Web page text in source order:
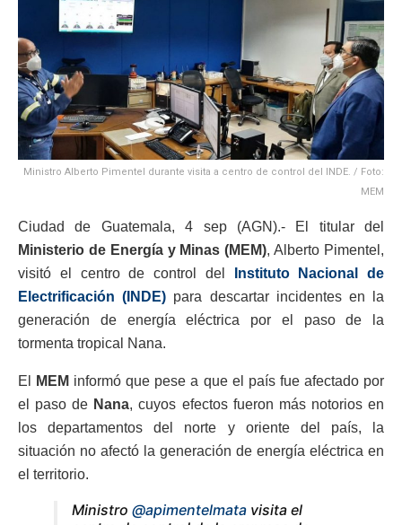
Ministro Alberto Pimentel durante visita a centro de control del INDE. / Foto:
MEM
Ciudad de Guatemala, 4 sep (AGN).- El titular del
Ministerio de Energía y Minas (MEM), Alberto Pimentel,
visitó el centro de control del
Instituto Nacional de
Electrificación (INDE) para descartar incidentes en la
generación de energía eléctrica por el paso de la
tormenta tropical Nana.
El MEM informó que pese a que el país fue afectado por
el paso de Nana, cuyos efectos fueron más notorios en
los departamentos del norte y oriente del país, la
situación no afectó la generación de energía eléctrica en
el territorio.
Ministro @apimentelmata visita el